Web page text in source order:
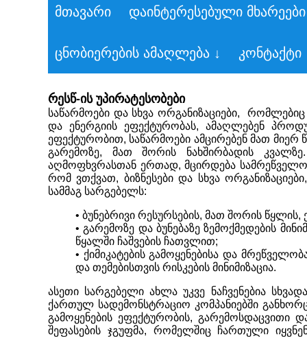
მთავარი დაინტერესებული
ცნობიერების ამაღლება ↓ კონტაქტი
რესწ-ის უპირატესობები
საწარმოები და სხვა ორგანიზაციები,
და ენერგიის ეფექტურობას,ამაღლებენ
ეფექტურობით, საწარმოები ამცირებენ მათ მიერ
გარემოზე, მათ შორის ნახშირბადის
აღმოფხვრასთან ერთად, მცირდება
რომ ვთქვათ, ბიზნესები და სხვა
სამმაგ სარგებელს:
• ბუნებრივი რესურსების, მათ შორის წყლის,
• გარემოზე და ბუნებაზე ზემოქმედების
წყალში ჩაშვების ჩათვლით;
• ქიმიკატების გამოყენებისა და
და თემებისთვის რისკების მინიმიზაცია.
ასეთი სარგებელი ახლა უკვე ნაჩვენებია
ქართულ სადემონსტრაციო კომპანიებში
გამოყენების ეფექტურობის, გარემოსდაცვითი
შეფასების ჯგუფმა, რომელშიც ჩართული იყ